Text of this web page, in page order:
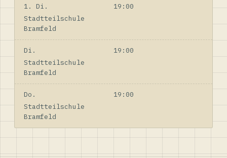
1. Di.
19:00
Stadtteilschule
Bramfeld
Di.
19:00
Stadtteilschule
Bramfeld
Do.
19:00
Stadtteilschule
Bramfeld